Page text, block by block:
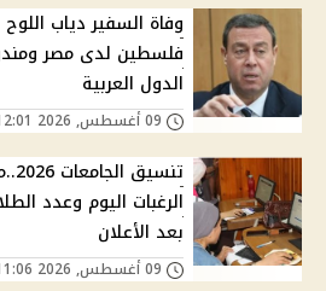
وفاة السفير دياب
فلسطين لدى مصر
الدول العربية
الرغبات اليوم وعدد
بعد الأعلان